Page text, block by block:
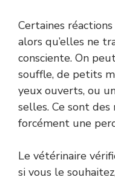
Certaines
alors qu’elles ne
consciente. On
souffle, de petits
yeux ouverts, ou
selles. Ce sont des
forcément une
Le vétérinaire
si vous le